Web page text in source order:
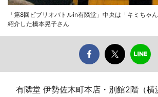
「第8回ビブリオバトルin有隣堂」中央は「キミちゃ
紹介した橋本晃子さん
有隣堂 伊勢佐木町本店・別館2階（横